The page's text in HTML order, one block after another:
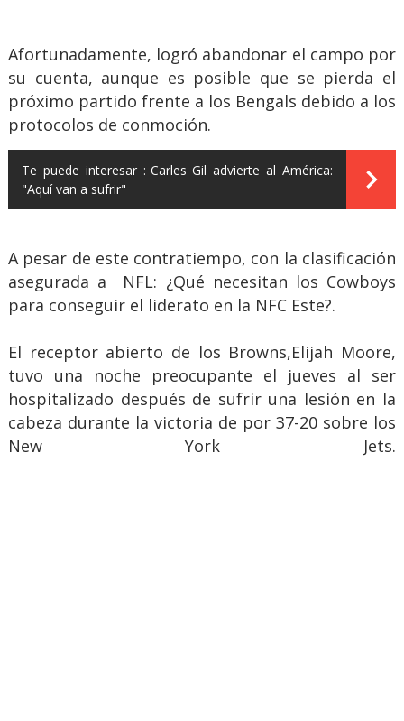
Afortunadamente, logró abandonar el campo por
su cuenta, aunque es posible que se pierda el
próximo partido frente a los Bengals debido a los
protocolos de conmoción.
Te puede interesar : Carles Gil advierte al América:
"Aquí van a sufrir"
A pesar de este contratiempo, con la clasificación
asegurada a NFL: ¿Qué necesitan los Cowboys
para conseguir el liderato en la NFC Este?.
El receptor abierto de los Browns,Elijah Moore,
tuvo una noche preocupante el jueves al ser
hospitalizado después de sufrir una lesión en la
cabeza durante la victoria de por 37-20 sobre los
New York Jets.